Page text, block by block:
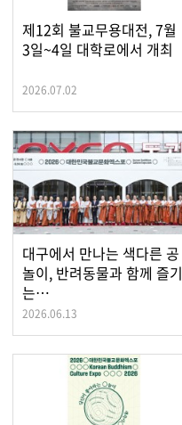
제12회 불교무용대전, 7월
3일~4일 대학로에서 개최
2026.07.02
대구에서 만나는 색다른 공
놀이, 반려동물과 함께 즐기
는…
2026.06.13